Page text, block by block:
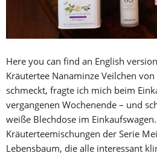
Here you can find an English
Kräutertee Nanaminze Veilchen
schmeckt, fragte ich mich beim
vergangenen Wochenende – und
weiße Blechdose im
Kräuterteemischungen der Serie
Lebensbaum, die alle interessant